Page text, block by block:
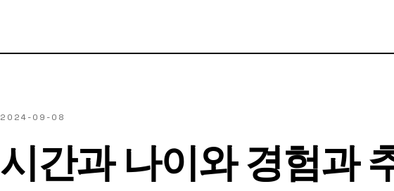
2024-09-08
시간과 나이와 경험과